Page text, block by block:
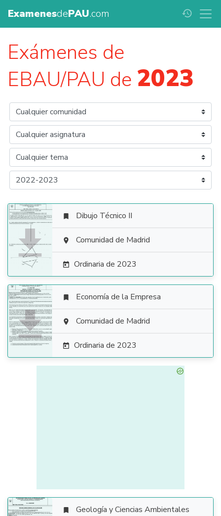
ExamenesdePAU.com history
Exámenes de
EBAU/PAU de 2023

 Dibujo Técnico II
 Comunidad de Madrid
 Ordinaria de 2023

 Economía de la Empresa
 Comunidad de Madrid
 Ordinaria de 2023
 Geología y Ciencias Ambientales